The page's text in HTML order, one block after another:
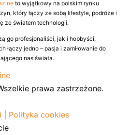
to wyjątkowy na polskim rynku
który łączy ze sobą lifestyle, podróże i
ze światem technologii.
go profesjonaliści, jak i hobbyści,
łączy jedno – pasja i zamiłowanie do
nas świata.
prawa zastrzeżone.
Polityka cookies